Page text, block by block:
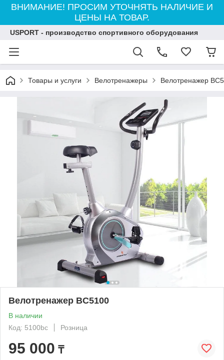
ВНИМАНИЕ! ПРОСИМ УТОЧНЯТЬ НАЛИЧИЕ И
ЦЕНЫ НА ТОВАР.
USPORT - производство спортивного оборудования
Товары и услуги Велотренажеры Велотренажер
Велотренажер BC5100
В наличии
Код: 5100bc
Розница
95 000 ₸